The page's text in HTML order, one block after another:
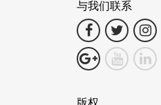
与我们联系
版权